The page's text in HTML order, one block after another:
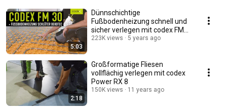
5:03
Dünnschichtige
Fußbodenheizung schnell und
sicher verlegen mit codex FM
30 + Schlüter BEKOTEC
223K views 5 years ago
2:18
Großformatige Fliesen
vollflächig verlegen mit codex
Power RX 8
150K views 11 years ago